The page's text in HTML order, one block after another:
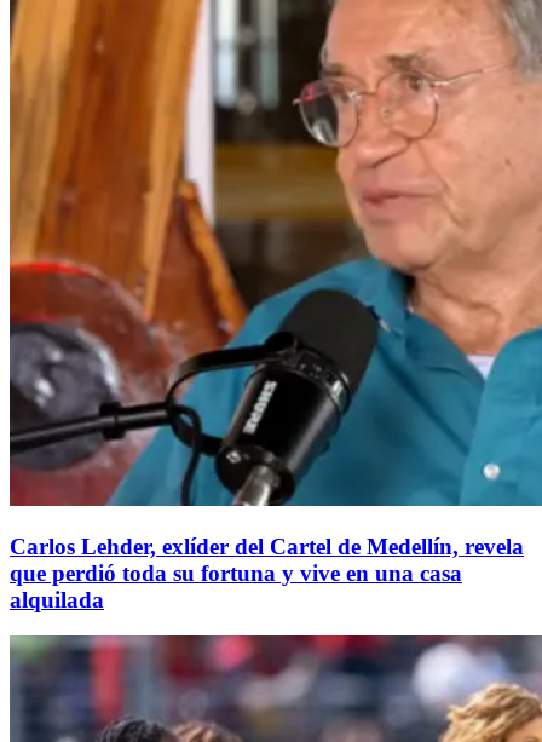
Carlos Lehder, exlíder del Cartel de Medellín, revela
que perdió toda su fortuna y vive en una casa
alquilada